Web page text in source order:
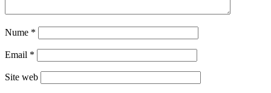
Nume *
Email *
Site web